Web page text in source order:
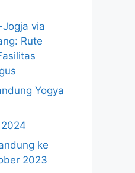
via
Rute
Yogya
ke
2023